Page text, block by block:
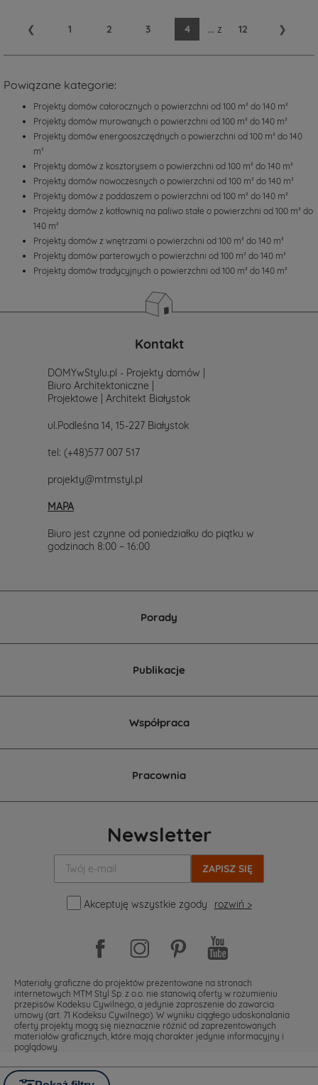
❮ 1 2 3 4 ... z 12 ❯
Powiązane kategorie:
Projekty domów całorocznych o powierzchni od 100 m² do 140 m²
Projekty domów murowanych o powierzchni od 100 m² do 140 m²
Projekty domów energooszczędnych o powierzchni od 100 m² do 140
m²
Projekty domów z kosztorysem o powierzchni od 100 m² do 140 m²
Projekty domów nowoczesnych o powierzchni od 100 m² do 140 m²
Projekty domów z poddaszem o powierzchni od 100 m² do 140 m²
Projekty domów z kotłownią na paliwo stałe o powierzchni od 100 m² do
140 m²
Projekty domów z wnętrzami o powierzchni od 100 m² do 140 m²
Projekty domów parterowych o powierzchni od 100 m² do 140 m²
Projekty domów tradycyjnych o powierzchni od 100 m² do 140 m²
Kontakt
DOMYwStylu.pl - Projekty domów |
Biuro Architektoniczne |
Projektowe | Architekt Białystok
ul.Podleśna 14, 15-227 Białystok
tel: (+48)577 007 517
projekty@mtmstyl.pl
MAPA
Biuro jest czynne od poniedziałku do piątku w
godzinach 8:00 – 16:00
Porady
Publikacje
Współpraca
Pracownia
Newsletter
mail:
Akceptuję wszystkie zgody
rozwiń >
Materiały graficzne do projektów prezentowane na stronach
internetowych MTM Styl Sp. z o.o. nie stanowią oferty w rozumieniu
przepisów Kodeksu Cywilnego, a jedynie zaproszenie do zawarcia
umowy (art. 71 Kodeksu Cywilnego). W wyniku ciągłego udoskonalania
oferty projekty mogą się nieznacznie różnić od zaprezentowanych
materiałów graficznych, które mają charakter jedynie informacyjny i
poglądowy.